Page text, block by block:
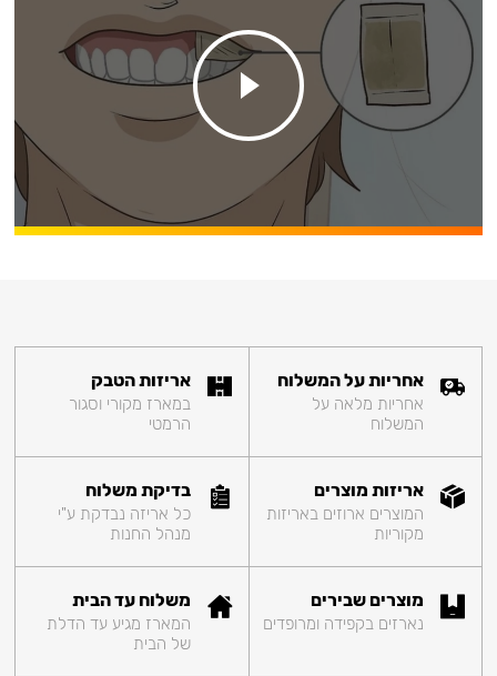
אחריות על המשלוח
אחריות מלאה על
המשלוח
אריזות הטבק
במארז מקורי וסגור
הרמטי
אריזות מוצרים
המוצרים ארוזים באריזות
מקוריות
בדיקת משלוח
כל אריזה נבדקת ע"י
מנהל החנות
מוצרים שבירים
נארזים בקפידה ומרופדים
משלוח עד הבית
המארז מגיע עד הדלת
של הבית